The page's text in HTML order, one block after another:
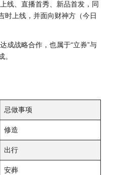
线、直播首秀、新品首发，同
时上线，并面向财神方（今日
成战略合作，也属于“立券”与
。
忌做事项
修造
出行
安葬